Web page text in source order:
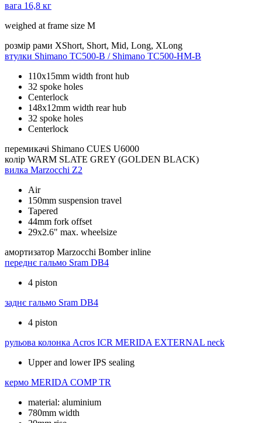
вага 16,8 кг
weighed at frame size M
розмір рами XShort, Short, Mid, Long, XLong
втулки Shimano TC500-B / Shimano TC500-HM-B
110x15mm width front hub
32 spoke holes
Centerlock
148x12mm width rear hub
32 spoke holes
Centerlock
перемикачі Shimano CUES U6000
колір WARM SLATE GREY (GOLDEN BLACK)
вилка Marzocchi Z2
Air
150mm suspension travel
Tapered
44mm fork offset
29x2.6" max. wheelsize
амортизатор Marzocchi Bomber inline
переднє гальмо Sram DB4
4 piston
заднє гальмо Sram DB4
4 piston
рульова колонка Acros ICR MERIDA EXTERNAL neck
Upper and lower IPS sealing
кермо MERIDA COMP TR
material: aluminium
780mm width